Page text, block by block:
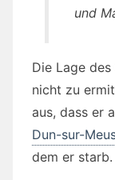
und
Die Lage
nicht zu
aus, dass er
Dun-sur-
dem er starb.